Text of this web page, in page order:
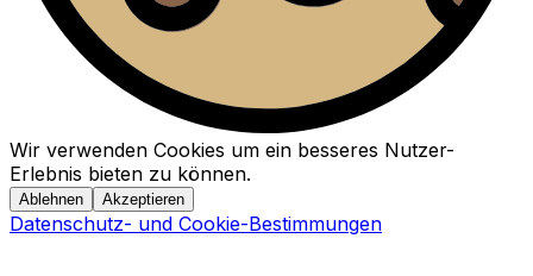
Wir verwenden Cookies um ein besseres Nutzer-
Erlebnis bieten zu können.
Ablehnen Akzeptieren
Datenschutz- und Cookie-Bestimmungen